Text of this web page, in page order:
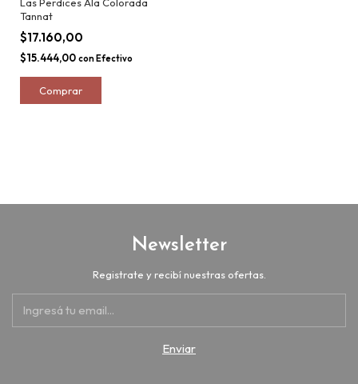
Tannat
$17.160,00
$15.444,00 conEfectivo
Newsletter
Registrate y recibí nuestras ofertas.